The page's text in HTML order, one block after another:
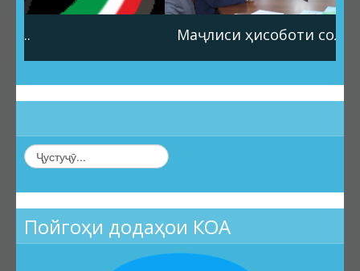
Маҷлиси ҳисоботи солона...
Пойгоҳи додаҳои КОА